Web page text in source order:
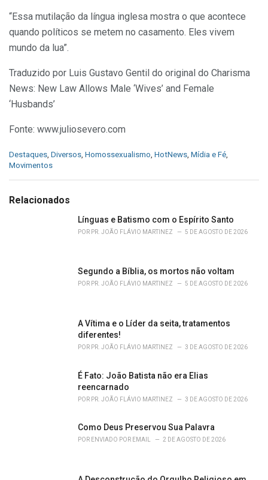
“Essa mutilação da língua inglesa mostra o que acontece
quando políticos se metem no casamento. Eles vivem
mundo da lua”.
Traduzido por Luis Gustavo Gentil do original do Charisma
News: New Law Allows Male ‘Wives’ and Female
‘Husbands’
Fonte: www.juliosevero.com
C
a
g
Destaques, Diversos, Homossexualismo, HotNews, Mídia e Fé,
Movimentos
Relacionados
Línguas e Batismo com o Espírito Santo
POR PR. JOÃO FLÁVIO MARTINEZ 5 DE AGOSTO DE 2026
Segundo a Bíblia, os mortos não voltam
POR PR. JOÃO FLÁVIO MARTINEZ 5 DE AGOSTO DE 2026
A Vítima e o Líder da seita, tratamentos
diferentes!
POR PR. JOÃO FLÁVIO MARTINEZ 3 DE AGOSTO DE 2026
É Fato: João Batista não era Elias
reencarnado
POR PR. JOÃO FLÁVIO MARTINEZ 3 DE AGOSTO DE 2026
Como Deus Preservou Sua Palavra
POR ENVIADO POR EMAIL 2 DE AGOSTO DE 2026